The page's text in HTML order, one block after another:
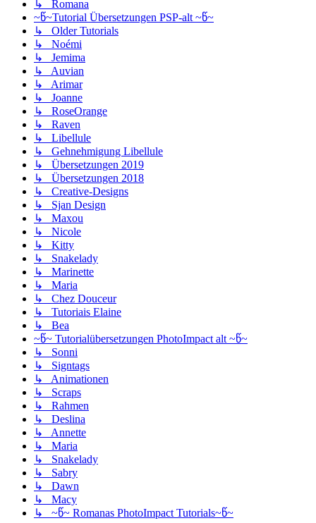
↳ Romana
~წ~Tutorial Übersetzungen PSP-alt ~წ~
↳ Older Tutorials
↳ Noémi
↳ Jemima
↳ Auvian
↳ Arimar
↳ Joanne
↳ RoseOrange
↳ Raven
↳ Libellule
↳ Gehnehmigung Libellule
↳ Übersetzungen 2019
↳ Übersetzungen 2018
↳ Creative-Designs
↳ Sjan Design
↳ Maxou
↳ Nicole
↳ Kitty
↳ Snakelady
↳ Marinette
↳ Maria
↳ Chez Douceur
↳ Tutoriais Elaine
↳ Bea
~წ~ Tutorialübersetzungen PhotoImpact alt ~წ~
↳ Sonni
↳ Signtags
↳ Animationen
↳ Scraps
↳ Rahmen
↳ Deslina
↳ Annette
↳ Maria
↳ Snakelady
↳ Sabry
↳ Dawn
↳ Macy
↳ ~წ~ Romanas PhotoImpact Tutorials~წ~